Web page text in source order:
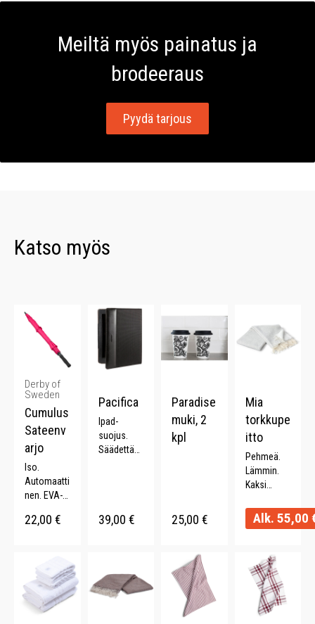
Meiltä myös painatus ja
brodeeraus
Pyydä tarjous
Katso myös
Derby of
Sweden
Cumulus
Sateenv
arjo
Iso.
Automaatti
nen. EVA-
Lasikuituva
22,00 €
Pacifica
Ipad-
suojus.
Säädettävä
9.7.
39,00 €
Paradise
muki, 2
kpl
25,00 €
Mia
torkkupe
itto
Pehmeä.
Lämmin.
Kaksi
130 x 170
cm.
Alk. 55,00